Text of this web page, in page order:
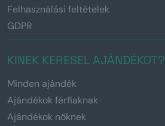
Felhasználási feltételek
GDPR
KINEK KERESEL AJÁNDÉKOT?
Minden ajándék
Ajándékok férfiaknak
Ajándékok nőknek